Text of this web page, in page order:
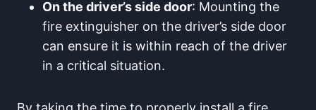
On the driver’s side door: Mounting the
fire extinguisher on the driver’s side door
can ensure it is within reach of the driver
in a critical situation.